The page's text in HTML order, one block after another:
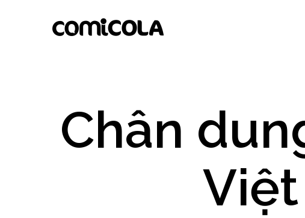
Chân